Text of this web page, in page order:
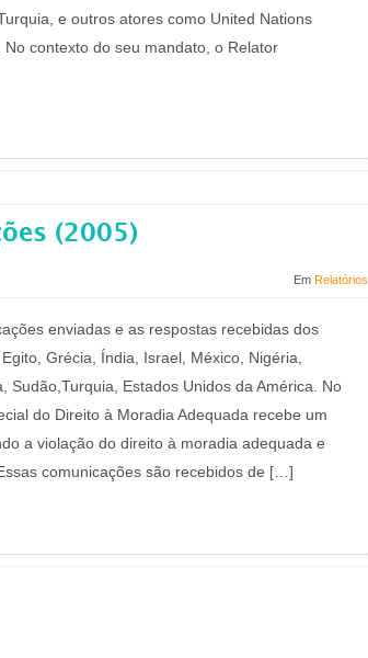
e outros atores como United Nations
contexto do seu mandato, o Relator
(2005)
Em Relatórios
enviadas e as respostas recebidas dos
Grécia, Índia, Israel, México, Nigéria,
Sudão,Turquia, Estados Unidos da América. No
do Direito à Moradia Adequada recebe um
a violação do direito à moradia adequada e
comunicações são recebidos de […]